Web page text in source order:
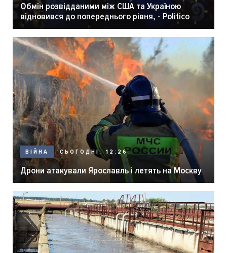
Обмін розвідданими між США та Україною
відновився до попереднього рівня, - Politico
ВІЙНА СЬОГОДНІ, 12:26
Дрони атакували Ярославль і летять на Москву